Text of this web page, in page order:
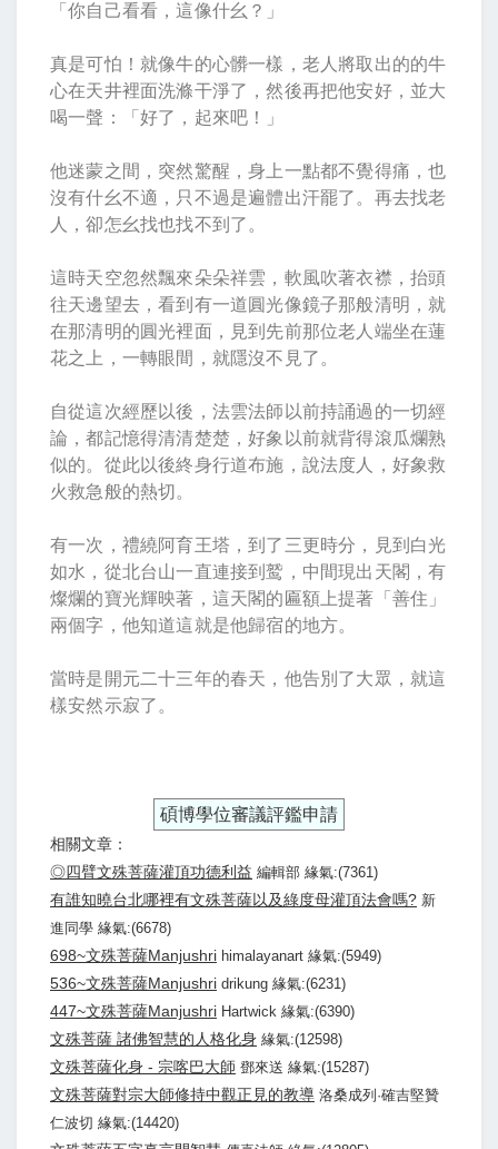
「你自己看看，這像什幺？」
真是可怕！就像牛的心髒一樣，老人將取出的的牛
心在天井裡面洗滌干淨了，然後再把他安好，並大
喝一聲：「好了，起來吧！」
他迷蒙之間，突然驚醒，身上一點都不覺得痛，也
沒有什幺不適，只不過是遍體出汗罷了。再去找老
人，卻怎幺找也找不到了。
這時天空忽然飄來朵朵祥雲，軟風吹著衣襟，抬頭
往天邊望去，看到有一道圓光像鏡子那般清明，就
在那清明的圓光裡面，見到先前那位老人端坐在蓮
花之上，一轉眼間，就隱沒不見了。
自從這次經歷以後，法雲法師以前持誦過的一切經
論，都記憶得清清楚楚，好象以前就背得滾瓜爛熟
似的。從此以後終身行道布施，說法度人，好象救
火救急般的熱切。
有一次，禮繞阿育王塔，到了三更時分，見到白光
如水，從北台山一直連接到鹫，中間現出天閣，有
燦爛的寶光輝映著，這天閣的匾額上提著「善住」
兩個字，他知道這就是他歸宿的地方。
當時是開元二十三年的春天，他告別了大眾，就這
樣安然示寂了。
碩博學位審議評鑑申請
相關文章：
◎四臂文殊菩薩灌頂功德利益 編輯部 緣氣:(7361)
有誰知曉台北哪裡有文殊菩薩以及綠度母灌頂法會嗎? 新
進同學 緣氣:(6678)
698~文殊菩薩Manjushri himalayanart 緣氣:(5949)
536~文殊菩薩Manjushri drikung 緣氣:(6231)
447~文殊菩薩Manjushri Hartwick 緣氣:(6390)
文殊菩薩 諸佛智慧的人格化身 緣氣:(12598)
文殊菩薩化身 - 宗喀巴大師 鄧來送 緣氣:(15287)
文殊菩薩對宗大師修持中觀正見的教導 洛桑成列·確吉堅贊
仁波切 緣氣:(14420)